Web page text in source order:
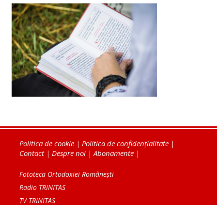
Politica de cookie | Politica de confidențialitate |
Contact| Despre noi |Abonamente |
Fototeca Ortodoxiei Românești
Radio TRINITAS
TV TRINITAS